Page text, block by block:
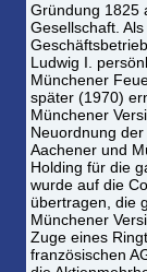
Gründung 1825
Gesellschaft.
Ludwig I.
Münchener
später (1970)
Münchener
Neuordnung
Aachener und
Holding für die
wurde auf die
übertragen, die
Münchener
Zuge eines
französischen